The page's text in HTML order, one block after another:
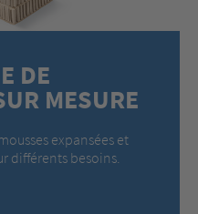
DE
MESURE
expansées et
différents besoins.